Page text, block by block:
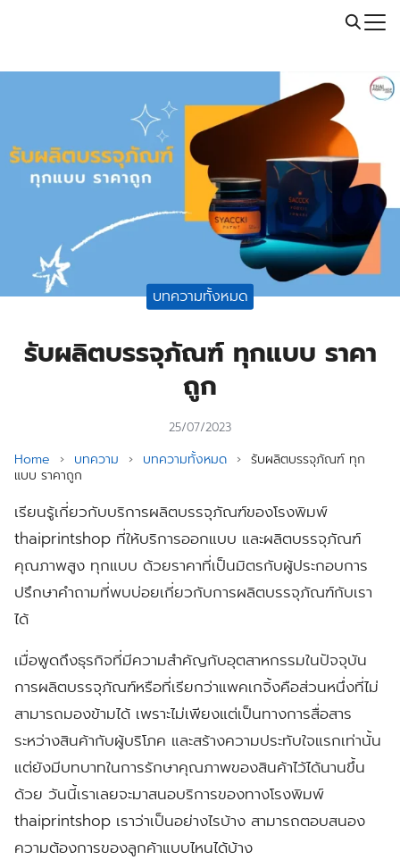
Call: 064-246-5614 | Line: @thaiprintshop
for:
บทความทั้งหมด
รับผลิตบรรจุภัณฑ์ ทุกแบบ ราคา
ถูก
25/07/2023
Home › บทความ › บทความทั้งหมด › รับผลิตบรรจุภัณฑ์ ทุก
แบบ ราคาถูก
เรียนรู้เกี่ยวกับบริการผลิตบรรจุภัณฑ์ของโรงพิมพ์
thaiprintshop ที่ให้บริการออกแบบ และผลิตบรรจุภัณฑ์
คุณภาพสูง ทุกแบบ ด้วยราคาที่เป็นมิตรกับผู้ประกอบการ
ปรึกษาคำถามที่พบบ่อยเกี่ยวกับการผลิตบรรจุภัณฑ์กับเรา
ได้
เมื่อพูดถึงธุรกิจที่มีความสำคัญกับอุตสาหกรรมในปัจจุบัน
การผลิตบรรจุภัณฑ์หรือที่เรียกว่าแพคเกจิ้งคือส่วนหนึ่งที่ไม่
สามารถมองข้ามได้ เพราะไม่เพียงแต่เป็นทางการสื่อสาร
ระหว่างสินค้ากับผู้บริโภค และสร้างความประทับใจแรกเท่านั้น
แต่ยังมีบทบาทในการรักษาคุณภาพของสินค้าไว้ได้นานขึ้น
ด้วย วันนี้เราเลยจะมาสนอบริการของทางโรงพิมพ์
thaiprintshop เราว่าเป็นอย่างไรบ้าง สามารถตอบสนอง
ความต้องการของลูกค้าแบบไหนได้บ้าง